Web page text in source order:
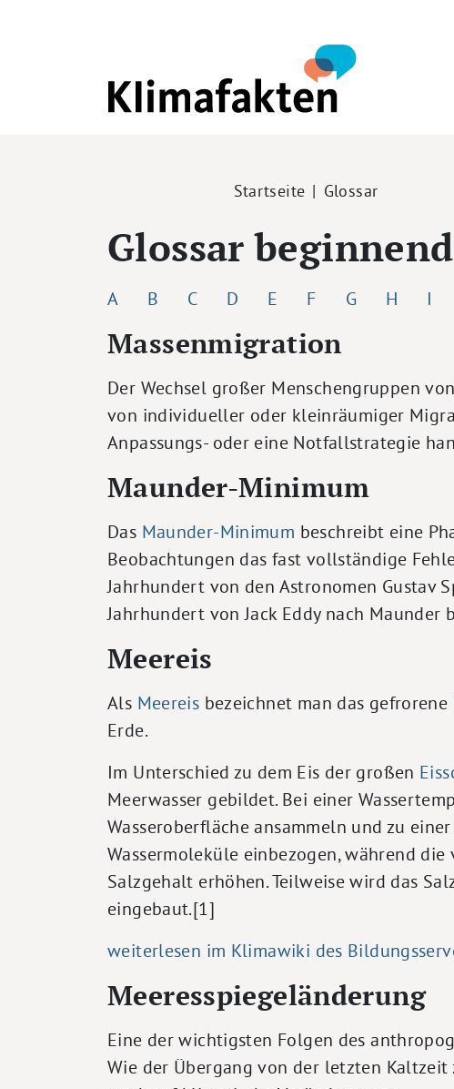
Pfadnavigation
Startseite Glossar
Glossar
A B C D E F G H I
Massenmigration
Der Wechsel großer Menschengruppen
von individueller oder kleinräumiger
Anpassungs- oder eine Notfallstrategie
Maunder-Minimum
Das Maunder-Minimum beschreibt eine
Beobachtungen das fast vollständige
Jahrhundert von den Astronomen Gustav
Jahrhundert von Jack Eddy nach Maunder
Meereis
Als Meereis bezeichnet man das
Erde.
Im Unterschied zu dem Eis der großen
Meerwasser gebildet. Bei einer
Wasseroberfläche ansammeln und zu
Wassermoleküle einbezogen, während
Salzgehalt erhöhen. Teilweise wird das
eingebaut.[1]
weiterlesen im Klimawiki des
Meeresspiegeländerung
Eine der wichtigsten Folgen des
Wie der Übergang von der letzten